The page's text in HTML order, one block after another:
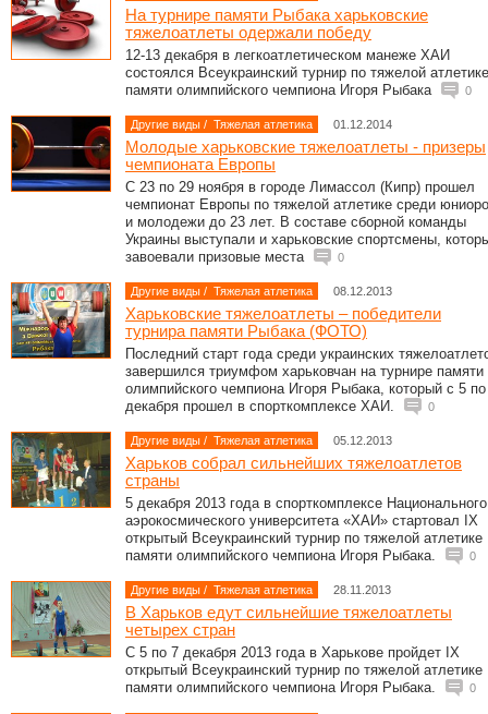
На турнире памяти Рыбака харьковские
тяжелоатлеты одержали победу
12-13 декабря в легкоатлетическом манеже ХАИ
состоялся Всеукраинский турнир по тяжелой атлетике
памяти олимпийского чемпиона Игоря Рыбака
0
Другие виды / Тяжелая атлетика 01.12.2014
Молодые харьковские тяжелоатлеты - призеры
чемпионата Европы
С 23 по 29 ноября в городе Лимассол (Кипр) прошел
чемпионат Европы по тяжелой атлетике среди
и молодежи до 23 лет. В составе сборной команды
Украины выступали и харьковские спортсмены,
завоевали призовые места
0
Другие виды / Тяжелая атлетика 08.12.2013
Харьковские тяжелоатлеты – победители
турнира памяти Рыбака (ФОТО)
Последний старт года среди украинских
завершился триумфом харьковчан на турнире памяти
олимпийского чемпиона Игоря Рыбака, который с 5
декабря прошел в спорткомплексе ХАИ.
0
Другие виды / Тяжелая атлетика 05.12.2013
Харьков собрал сильнейших тяжелоатлетов
страны
5 декабря 2013 года в спорткомплексе Национального
аэрокосмического университета «ХАИ» стартовал ІХ
открытый Всеукраинский турнир по тяжелой атлетике
памяти олимпийского чемпиона Игоря Рыбака.
0
Другие виды / Тяжелая атлетика 28.11.2013
В Харьков едут сильнейшие тяжелоатлеты
четырех стран
С 5 по 7 декабря 2013 года в Харькове пройдет ІХ
открытый Всеукраинский турнир по тяжелой атлетике
памяти олимпийского чемпиона Игоря Рыбака.
0